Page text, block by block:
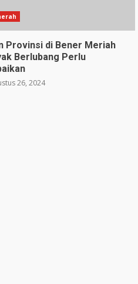
Provinsi di Bener Meriah
Berlubang Perlu
26, 2024